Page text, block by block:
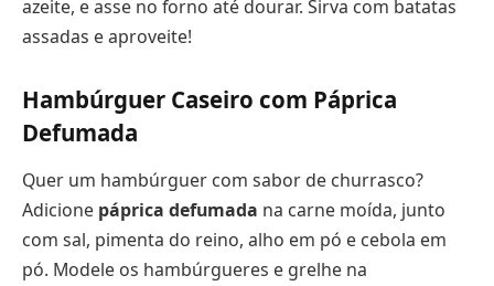
azeite, e asse no forno até dourar. Sirva com batatas
assadas e aproveite!
Hambúrguer Caseiro com Páprica
Defumada
Quer um hambúrguer com sabor de churrasco?
Adicione páprica defumada na carne moída, junto
com sal, pimenta do reino, alho em pó e cebola em
pó. Modele os hambúrgueres e grelhe na